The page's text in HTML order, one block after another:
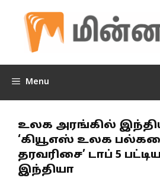
content
Menu
உலக அரங்கில்
‘கியூஎஸ் உலக
தரவரிசை’ டாப் 5
இந்தியா